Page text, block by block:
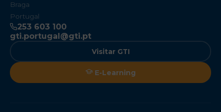
Braga
Portugal
253 603 100
gti.portugal@gti.pt
Visitar GTI
E-Learning